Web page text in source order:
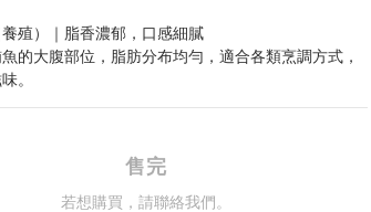
殖）｜脂香濃郁，口感細膩
的大腹部位，脂肪分布均勻，適合各類烹調方式，
。
售完
若想購買，請聯絡我們。